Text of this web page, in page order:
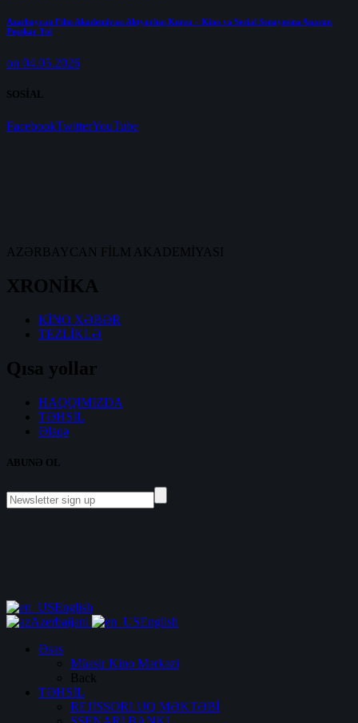
Azərbaycan Film Akademiyası Aktyorluq Kursu – Kino və Serial Sənayesinə Aparan
Peşəkar Yol
on 04.05.2026
SOSİAL
FacebookTwitterYouTube
AZƏRBAYCAN FİLM AKADEMİYASI
XRONİKA
KİNO XƏBƏR
TEZLİKLƏ
Qısa yollar
HAQQIMIZDA
TƏHSİL
Əlaqə
ABUNƏ OL
English
Azerbaijani
English
Əsas
Müasir Kino Mərkəzi
Back
TƏHSİL
REJİSSORLUQ MƏKTƏBİ